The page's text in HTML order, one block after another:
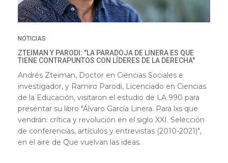
NOTICIAS
ZTEIMAN Y PARODI: "LA PARADOJA DE LINERA ES QUE
TIENE CONTRAPUNTOS CON LÍDERES DE LA DERECHA"
Andrés Zteiman, Doctor en Ciencias Sociales e
investigador, y Ramiro Parodi, Licenciado en Ciencias
de la Educación, visitaron el estudio de LA 990 para
presentar su libro "Álvaro García Linera. Para lxs que
vendrán: crítica y revolución en el siglo XXI. Selección
de conferencias, artículos y entrevistas (2010-2021)",
en el aire de Que vuelvan las ideas.